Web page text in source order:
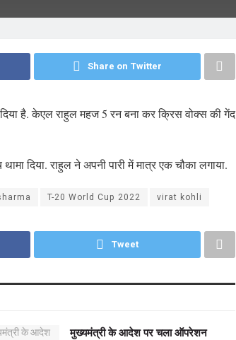
Share on Twitter
है. केएल राहुल महज 5 रन बना कर क्रिस वोक्स की गेंद
दिया. राहुल ने अपनी पारी में मात्र एक चौका लगाया.
T-20 World Cup 2022 virat kohli
Tweet
मुख्यमंत्री के आदेश पर चला ऑपरेशन